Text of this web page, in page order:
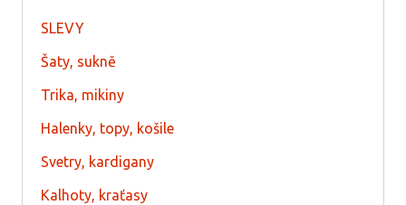
SLEVY
Šaty, sukně
Trika, mikiny
Halenky, topy, košile
Svetry, kardigany
Kalhoty, kraťasy